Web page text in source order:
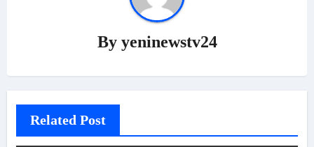
By yeninewstv24
Related Post